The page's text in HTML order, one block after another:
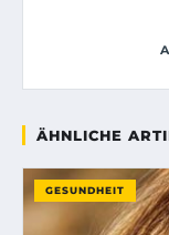
ÄHNLICHE
GESUNDHEIT